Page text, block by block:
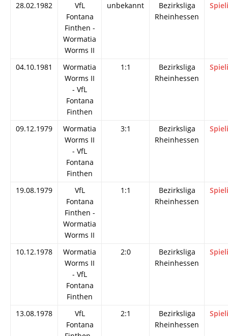
28.02.1982
VfL
Fontana
Finthen -
Wormatia
Worms II
unbekannt
Bezirksliga
Rheinhessen
04.10.1981
Wormatia
Worms II
- VfL
Fontana
Finthen
1:1
Bezirksliga
Rheinhessen
09.12.1979
Wormatia
Worms II
- VfL
Fontana
Finthen
3:1
Bezirksliga
Rheinhessen
19.08.1979
VfL
Fontana
Finthen -
Wormatia
Worms II
1:1
Bezirksliga
Rheinhessen
10.12.1978
Wormatia
Worms II
- VfL
Fontana
Finthen
2:0
Bezirksliga
Rheinhessen
13.08.1978
VfL
Fontana
2:1
Bezirksliga
Rheinhessen